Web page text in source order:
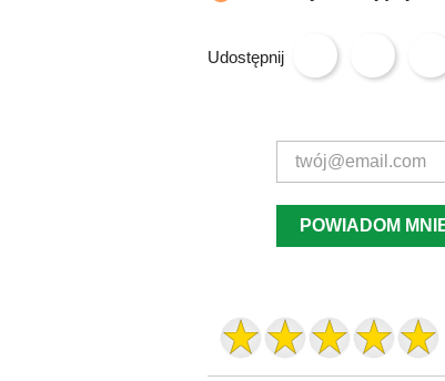
Udostępnij
POWIADOM